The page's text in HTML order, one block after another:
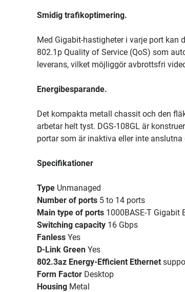
Smidig trafikoptimering.
Med Gigabit-hastigheter i varje port kan
802.1p Quality of Service (QoS) som
leverans, vilket möjliggör avbrottsfri
Energibesparande.
Det kompakta metall chassit och den
arbetar helt tyst. DGS-108GL är
portar som är inaktiva eller inte
Specifikationer
Type Unmanaged
Number of ports 5 to 14 ports
Main type of ports 1000BASE-T Gigabit
Switching capacity 16 Gbps
Fanless Yes
D-Link Green Yes
802.3az Energy-Efficient Ethernet
Form Factor Desktop
Housing Metal